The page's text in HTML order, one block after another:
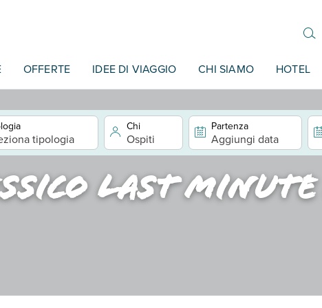
OFFERTE IDEE DI VIAGGIO CHI SIAMO HOTEL
tipologia
Chi
Ospiti
Partenza
Aggiungi data
last minute